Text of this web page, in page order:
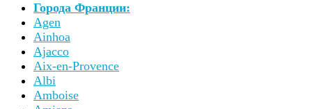
Города Франции:
Agen
Ainhoa
Ajacco
Aix-en-Provence
Albi
Amboise